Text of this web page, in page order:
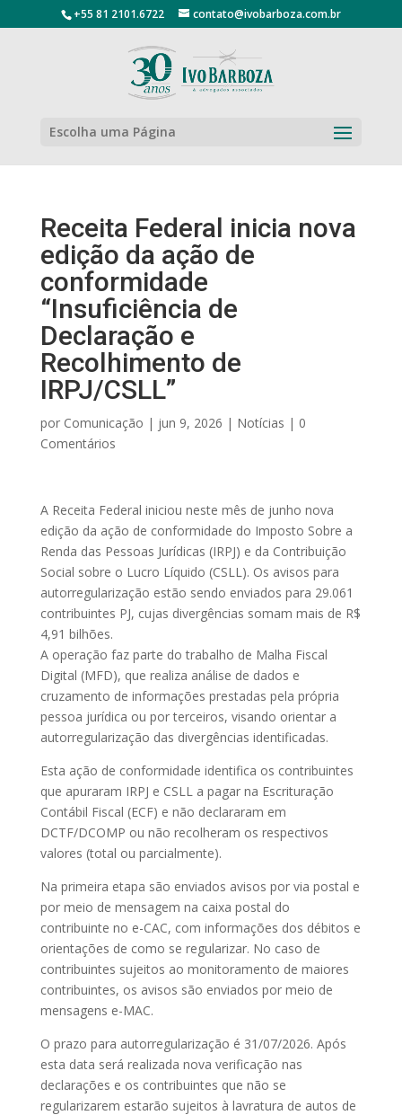
+55 81 2101.6722 contato@ivobarboza.com.br
Escolha uma Página
Receita Federal inicia nova
edição da ação de
conformidade
“Insuficiência de
Declaração e
Recolhimento de
IRPJ/CSLL”
por Comunicação | jun 9, 2026 | Notícias | 0
Comentários
A Receita Federal iniciou neste mês de junho nova
edição da ação de conformidade do Imposto Sobre a
Renda das Pessoas Jurídicas (IRPJ) e da Contribuição
Social sobre o Lucro Líquido (CSLL). Os avisos para
autorregularização estão sendo enviados para 29.061
contribuintes PJ, cujas divergências somam mais de R$
4,91 bilhões.
A operação faz parte do trabalho de Malha Fiscal
Digital (MFD), que realiza análise de dados e
cruzamento de informações prestadas pela própria
pessoa jurídica ou por terceiros, visando orientar a
autorregularização das divergências identificadas.
Esta ação de conformidade identifica os contribuintes
que apuraram IRPJ e CSLL a pagar na Escrituração
Contábil Fiscal (ECF) e não declararam em
DCTF/DCOMP ou não recolheram os respectivos
valores (total ou parcialmente).
Na primeira etapa são enviados avisos por via postal e
por meio de mensagem na caixa postal do
contribuinte no e-CAC, com informações dos débitos e
orientações de como se regularizar. No caso de
contribuintes sujeitos ao monitoramento de maiores
contribuintes, os avisos são enviados por meio de
mensagens e-MAC.
O prazo para autorregularização é 31/07/2026. Após
esta data será realizada nova verificação nas
declarações e os contribuintes que não se
regularizarem estarão sujeitos à lavratura de autos de